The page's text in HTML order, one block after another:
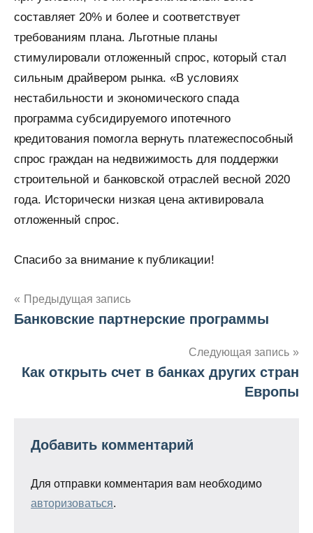
составляет 20% и более и соответствует
требованиям плана. Льготные планы
стимулировали отложенный спрос, который стал
сильным драйвером рынка. «В условиях
нестабильности и экономического спада
программа субсидируемого ипотечного
кредитования помогла вернуть платежеспособный
спрос граждан на недвижимость для поддержки
строительной и банковской отраслей весной 2020
года. Исторически низкая цена активировала
отложенный спрос.
Спасибо за внимание к публикации!
Навигация
записям
Предыдущая запись
Банковские партнерские программы
Следующая запись
Как открыть счет в банках других стран
Европы
Добавить комментарий
Для отправки комментария вам необходимо
авторизоваться.